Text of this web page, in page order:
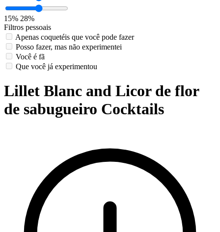
15% 28%
Filtros pessoais
Apenas coquetéis que você pode fazer
Posso fazer, mas não experimentei
Você é fã
Que você já experimentou
Lillet Blanc and Licor de flor
de sabugueiro Cocktails